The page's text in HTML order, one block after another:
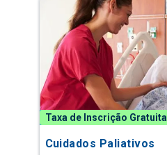
Taxa de Inscrição Gratuita
Cuidados Paliativos